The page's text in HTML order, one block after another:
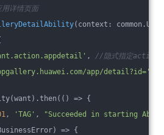
详情页面
( context:
, //隐式指定action
app/detail?id='
() => {
, 'TAG' ,
"Succeeded in starting
) => {